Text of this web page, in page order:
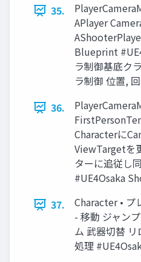
35.
APlayer
Blueprint
ラ制御基底ク
ラ制御 位置,
36.
Characterに
ViewTargetを
ターに追従し
#UE4Osaka
37.
Character • プ
- 移動 ジャン
ム 武器切替
処理